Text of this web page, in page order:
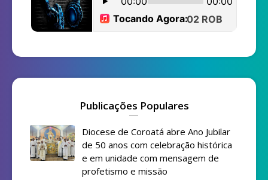
Publicações Populares
Diocese de Coroatá abre Ano Jubilar
de 50 anos com celebração histórica
e em unidade com mensagem de
profetismo e missão